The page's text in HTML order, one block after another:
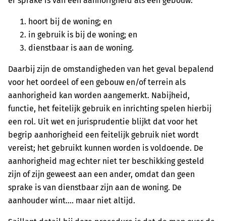
hoort bij de woning; en
in gebruik is bij de woning; en
dienstbaar is aan de woning.
Daarbij zijn de omstandigheden van het geval bepalend
voor het oordeel of een gebouw en/of terrein als
aanhorigheid kan worden aangemerkt. Nabijheid,
functie, het feitelijk gebruik en inrichting spelen hierbij
een rol. Uit wet en jurisprudentie blijkt dat voor het
begrip aanhorigheid een feitelijk gebruik niet wordt
vereist; het gebruikt kunnen worden is voldoende. De
aanhorigheid mag echter niet ter beschikking gesteld
zijn of zijn geweest aan een ander, omdat dan geen
sprake is van dienstbaar zijn aan de woning. De
aanhouder wint…. maar niet altijd.